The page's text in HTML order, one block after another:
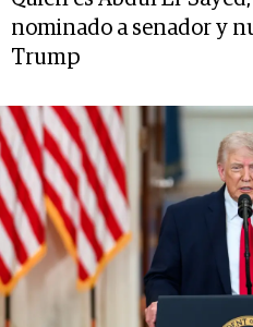
nominado a senador y
Trump